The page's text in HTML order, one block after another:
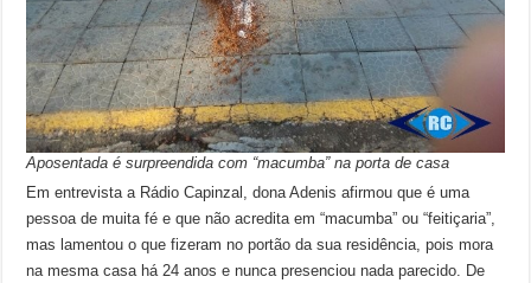
Aposentada é surpreendida com “macumba” na porta de casa
Em entrevista a Rádio Capinzal, dona Adenis afirmou que é uma
pessoa de muita fé e que não acredita em “macumba” ou “feitiçaria”,
mas lamentou o que fizeram no portão da sua residência, pois mora
na mesma casa há 24 anos e nunca presenciou nada parecido. De